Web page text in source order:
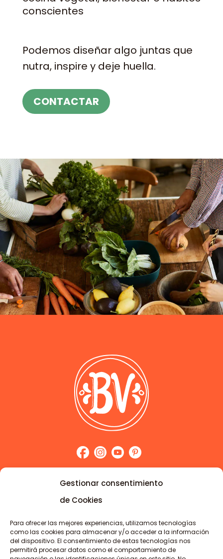
Gestionar consentimiento
de Cookies
Para ofrecer las mejores experiencias, utilizamos tecnologías
como las cookies para almacenar y/o acceder a la información
del dispositivo. El consentimiento de estas tecnologías nos
permitirá procesar datos como el comportamiento de
conscientes
Podemos diseñar algo juntas que
nutra, inspire y deje huella.
CONTACTAR
Sigue explorando
Sobre Beku
Cursos
Servicios